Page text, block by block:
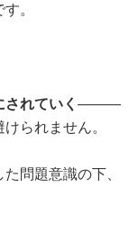
。
されていく―――
られません。
問題意識の下、